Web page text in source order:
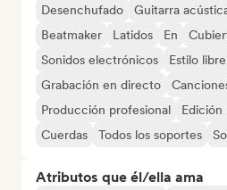
Desenchufado Guitarra
Beatmaker
Latidos En
Sonidos electrónicos
Estilo libre
Grabación en directo
Producción profesional
Edición
Cuerdas
Todos los soportes
Atributos que él/ella ama